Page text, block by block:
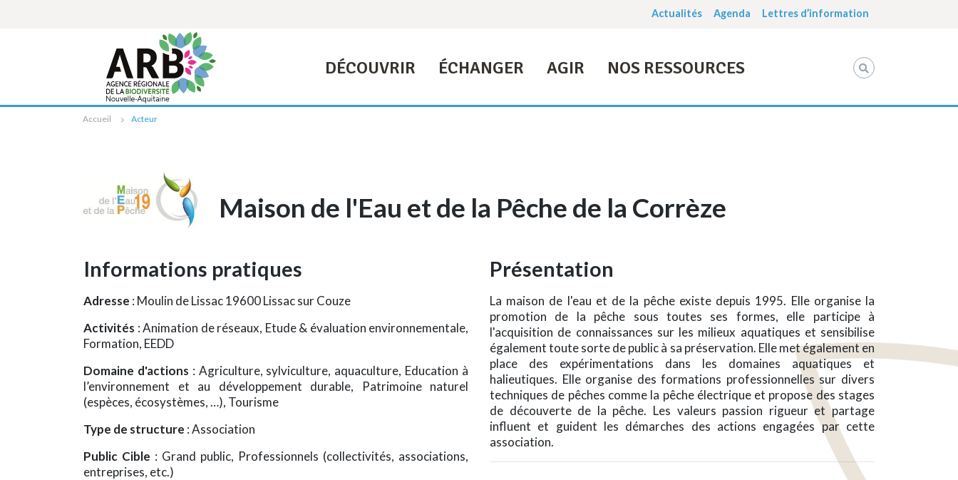
Actualités Agenda Lettres d’information
DÉCOUVRIR ÉCHANGER AGIR NOS RESSOURCES
Accueil Acteur
Maison de l'Eau et de la Pêche de la Corrèze
Informations pratiques
Adresse : Moulin de Lissac 19600 Lissac sur Couze
Activités : Animation de réseaux, Etude & évaluation environnementale,
Formation, EEDD
Domaine d'actions : Agriculture, sylviculture, aquaculture, Education à
l’environnement et au développement durable, Patrimoine naturel
(espèces, écosystèmes, …), Tourisme
Type de structure : Association
Public Cible : Grand public, Professionnels (collectivités, associations,
entreprises, etc.)
Présentation
La maison de l'eau et de la pêche existe depuis 1995. Elle organise la
promotion de la pêche sous toutes ses formes, elle participe à
l'acquisition de connaissances sur les milieux aquatiques et sensibilise
également toute sorte de public à sa préservation. Elle met également en
place des expérimentations dans les domaines aquatiques et
halieutiques. Elle organise des formations professionnelles sur divers
techniques de pêches comme la pêche électrique et propose des stages
de découverte de la pêche. Les valeurs passion rigueur et partage
influent et guident les démarches des actions engagées par cette
association.